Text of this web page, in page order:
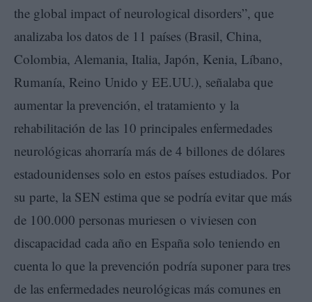
the global impact of neurological disorders”, que
analizaba los datos de 11 países (Brasil, China,
Colombia, Alemania, Italia, Japón, Kenia, Líbano,
Rumanía, Reino Unido y EE.UU.), señalaba que
aumentar la prevención, el tratamiento y la
rehabilitación de las 10 principales enfermedades
neurológicas ahorraría más de 4 billones de dólares
estadounidenses solo en estos países estudiados. Por
su parte, la SEN estima que se podría evitar que más
de 100.000 personas muriesen o viviesen con
discapacidad cada año en España solo teniendo en
cuenta lo que la prevención podría suponer para tres
de las enfermedades neurológicas más comunes en